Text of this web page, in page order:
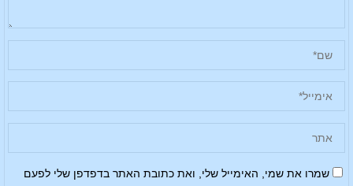
שמרו את שמי, האימייל שלי, ואת כתובת האתר בדפדפן שלי לפעם